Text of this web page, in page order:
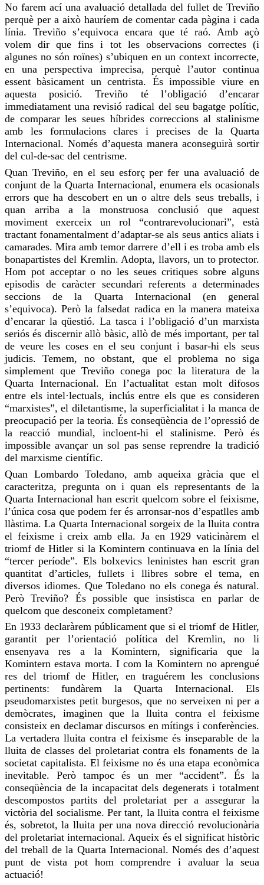
No farem ací una avaluació detallada del fullet de Treviño
perquè per a això hauríem de comentar cada pàgina i cada
línia. Treviños’equivoca encara que té raó. Amb açò
volem dir que fins i tot les observacions correctes (i
algunes no són roïnes) s’ubiquen en un context incorrecte,
en una perspectiva imprecisa, perquè l’autor continua
essent bàsicament un centrista. És impossible viure en
aquesta posició.Treviño té l’obligació d’encarar
immediatament una revisió radical del seu bagatge polític,
de comparar les seues híbrides correccions al stalinisme
amb les formulacions clares i precises de la Quarta
Internacional. Només d’aquesta manera aconseguirà sortir
del cul-de-sac del centrisme.
Quan Treviño, en el seu esforç per fer una avaluació de
conjunt de la Quarta Internacional, enumera els ocasionals
errors que ha descobert en un o altre dels seus treballs, i
quan arriba a la monstruosa conclusió que aquest
moviment exerceix un rol “contrarevolucionari”, està
tractant fonamentalment d’adaptar-se als seus antics aliats i
camarades. Mira amb temor darrere d’ell i es troba amb els
bonapartistes del Kremlin. Adopta, llavors, un to protector.
Hom pot acceptar o no les seues critiques sobre alguns
episodis de caràcter secundari referents a determinades
seccions de la Quarta Internacional (en general
s’equivoca). Però la falsedat radica en la manera mateixa
d’encarar la qüestió. La tasca i l’obligació d’un marxista
seriós és discernir allò bàsic, allò de més important, per tal
de veure les coses en el seu conjunt i basar-hi els seus
judicis. Temem, no obstant, que el problema no siga
simplement queTreviño conega poc la literatura de la
Quarta Internacional. En l’actualitat estan molt difosos
entre els intel·lectuals, inclús entre els que es consideren
“marxistes”, el diletantisme, la superficialitat i la manca de
preocupació per la teoria. És conseqüència de l’opressió de
la reacció mundial, incloent-hi el stalinisme. Però és
impossible avançar un sol passense reprendre la tradició
del marxisme científic.
Quan Lombardo Toledano, amb aqueixa gràcia que el
caracteritza, pregunta on i quan els representants de la
Quarta Internacional han escrit quelcom sobre el feixisme,
l’única cosa que podem fer és arronsar-nos d’espatlles amb
llàstima. La Quarta Internacional sorgeix de la lluita contra
el feixisme i creix amb ella. Ja en 1929vaticinàrem el
triomf de Hitler si la Komintern continuava en la línia del
“tercer període”. Els bolxevics leninistes han escrit gran
quantitat d’articles, fullets i llibres sobre el tema, en
diversos idiomes. Que Toledano no els conega és natural.
PeròTreviño? És possible que insistisca en parlar de
quelcom que desconeix completament?
En 1933 declaràrempúblicament que si el triomf de Hitler,
garantit per l’orientació política del Kremlin, no li
ensenyava res a la Komintern, significaria que la
Komintern estava morta. I com la Kominternno aprengué
res del triomf de Hitler, en traguéremles conclusions
pertinents:fundàrem la Quarta Internacional. Els
pseudomarxistes petit burgesos, que no serveixen ni per a
demòcrates, imaginen que la lluita contra el feixisme
consisteix en declamar discursos en mítings i conferències.
La vertadera lluita contra el feixisme és inseparable de la
lluita de classes del proletariat contra els fonaments de la
societat capitalista. El feixisme no és una etapa econòmica
inevitable. Però tampoc és un mer“accident”. És la
conseqüència de la incapacitat dels degenerats i totalment
descompostos partits del proletariat per a assegurar la
victòria del socialisme. Per tant, la lluita contra el feixisme
és, sobretot, la lluita per una novadirecció revolucionària
del proletariat internacional. Aqueix és el significat històric
del treball de la Quarta Internacional. Només des d’aquest
punt de vista pot hom comprendre i avaluar la seua
actuació!